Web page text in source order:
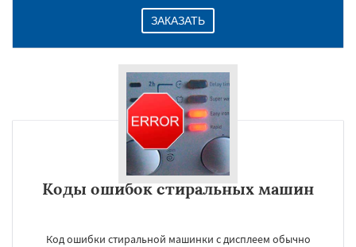
ЗАКАЗАТЬ
Коды ошибок стиральных машин
Код ошибки стиральной машинки с дисплеем обычно